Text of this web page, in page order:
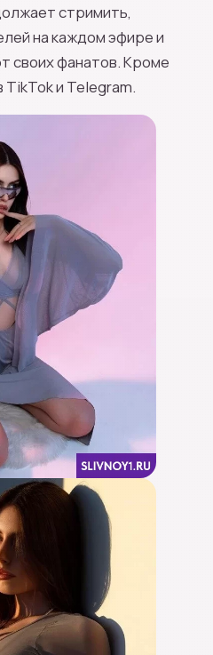
стримить,
на каждом эфире и
своих фанатов. Кроме
TikTok и Telegram.